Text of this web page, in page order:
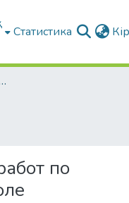
Статистика
конференций
по